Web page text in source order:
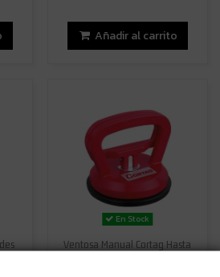
Añadir al carrito
En Stock
Ventosa Manual Cortag Hasta